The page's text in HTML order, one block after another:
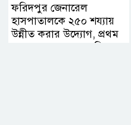
ফরিদপুর জেনারেল
হাসপাতালকে ২৫০ শয্যায়
উন্নীত করার উদ্যোগ, প্রথম
ব্যবস্থাপনা সভায় এমপি